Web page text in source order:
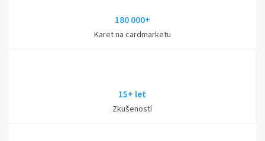
180 000+
Karet na cardmarketu
15+ let
Zkušeností